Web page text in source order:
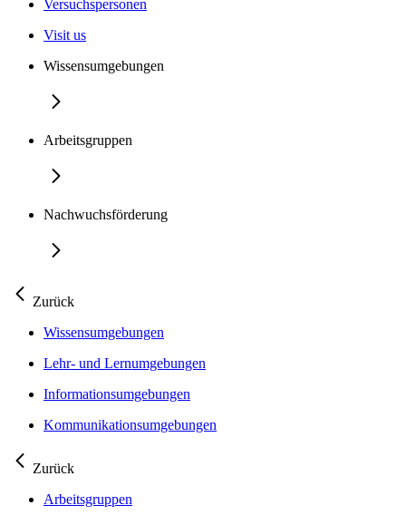
Versuchspersonen
Visit us
Wissensumgebungen
Arbeitsgruppen
Nachwuchsförderung
Zurück
Wissensumgebungen
Lehr- und Lernumgebungen
Informationsumgebungen
Kommunikationsumgebungen
Zurück
Arbeitsgruppen